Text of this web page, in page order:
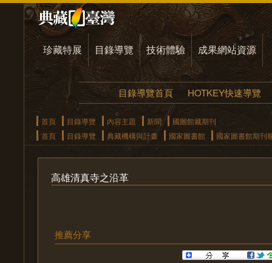
珍藏特展 目錄導覽 技術體驗 成果網站資源
目錄導覽首頁 HOTKEY快速導覽
首頁 目錄導覽 內容主題 新聞
國圖館藏期刊
首頁
目錄導覽 典藏機構與計畫 國家圖書館 國家圖書館期刊
高雄清真寺之沿革
推薦分享